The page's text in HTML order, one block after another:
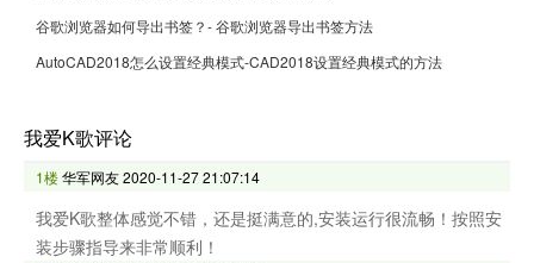
谷歌浏览器如何导出书签？- 谷歌浏览器导出书签方法
AutoCAD2018怎么设置经典模式-CAD2018设置经典模式的方法
我爱K歌评论
1楼华军网友2020-11-27 21:07:14
我爱K歌整体感觉不错，还是挺满意的,安装运行很流畅！按照安
装步骤指导来非常顺利！